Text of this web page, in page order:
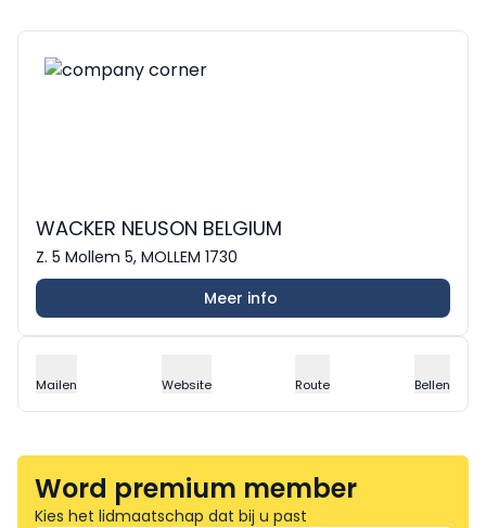
WACKER NEUSON BELGIUM
Z. 5 Mollem 5, MOLLEM 1730
Meer info
Mailen Website Route Bellen
Word premium member
Kies het lidmaatschap dat bij u past